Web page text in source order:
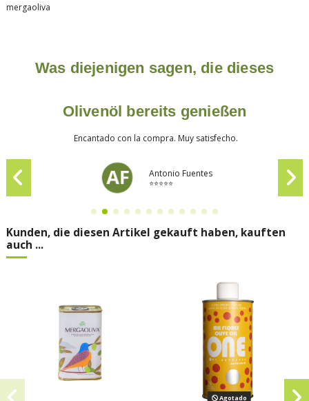
mergaoliva
Was diejenigen sagen, die dieses
Olivenöl bereits genießen
Encantado con la compra. Muy satisfecho.
Antonio Fuentes
⭐⭐⭐⭐⭐
Kunden, die diesen Artikel gekauft haben, kauften
auch ...
Agotado